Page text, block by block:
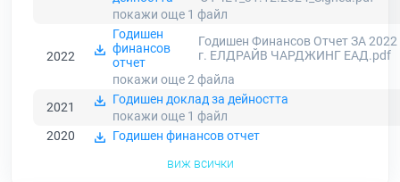
покажи още 1 файл
2022
Годишен
финансов
отчет
Годишен Финансов Отчет ЗА 2022
г. ЕЛДРАЙВ ЧАРДЖИНГ ЕАД.pdf
покажи още 2файла
2021
Годишен доклад за дейността
покажи още 1 файл
2020
Годишен финансов отчет
виж всички